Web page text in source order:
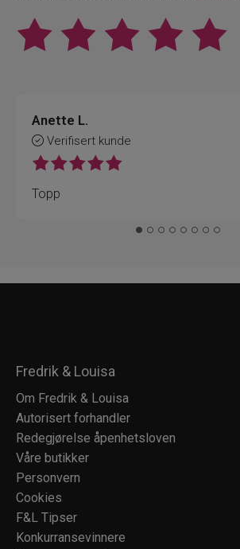
Anette L.
Verifisert kunde
Topp
Fredrik & Louisa
Om Fredrik & Louisa
Autorisert forhandler
Redegjørelse åpenhetsloven
Våre butikker
Personvern
Cookies
F&L Tipser
Konkurransevinnere